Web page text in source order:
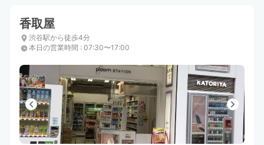
香取屋
渋谷駅から徒歩4分
本日の営業時間 : 07:30〜17:00